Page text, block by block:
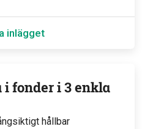
inlägget
i fonder i 3 enkla
hållbar